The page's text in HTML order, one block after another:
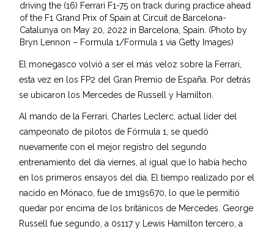
driving the (16) Ferrari F1-75 on track during practice ahead
of the F1 Grand Prix of Spain at Circuit de Barcelona-
Catalunya on May 20, 2022 in Barcelona, Spain. (Photo by
Bryn Lennon – Formula 1/Formula 1 via Getty Images)
El monegasco volvió a ser el más veloz sobre la Ferrari,
esta vez en los FP2 del Gran Premio de España. Por detrás
se ubicaron los Mercedes de Russell y Hamilton.
Al mando de la Ferrari, Charles Leclerc, actual líder del
campeonato de pilotos de Fórmula 1, se quedó
nuevamente con el mejor registro del segundo
entrenamiento del día viernes, al igual que lo había hecho
en los primeros ensayos del día. El tiempo realizado por el
nacido en Mónaco, fue de 1m19s670, lo que le permitió
quedar por encima de los británicos de Mercedes. George
Russell fue segundo, a 0s117 y Lewis Hamilton tercero, a